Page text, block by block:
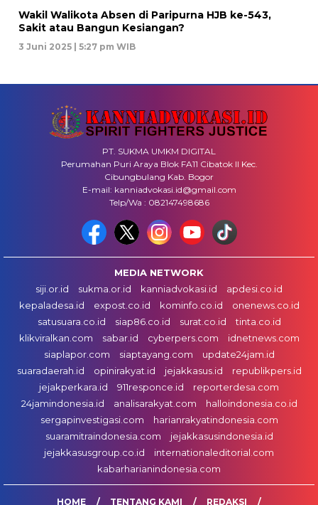
Wakil Walikota Absen di Paripurna HJB ke-543,
Sakit atau Bangun Kesiangan?
3 Juni 2025 | 5:27 pm WIB
PT. SUKMA UMKM DIGITAL
Perumahan Puri Araya Blok FA11 Cibatok II Kec.
Cibungbulang Kab. Bogor
E-mail: kanniadvokasi.id@gmail.com
Telp/Wa : 082147498686
MEDIA NETWORK
siji.or.id
sukma.or.id kanniadvokasi.id
apdesi.co.id
kepaladesa.id
expost.co.id kominfo.co.id
onenews.co.id
satusuara.co.id
siap86.co.id surat.co.id
tinta.co.id
klikviralkan.com
sabar.id cyberpers.com
idnetnews.com
siaplapor.com
siaptayang.com
update24jam.id
suaradaerah.id
opinirakyat.id jejakkasus.id
republikpers.id
jejakperkara.id
911responce.id
reporterdesa.com
24jamindonesia.id
analisarakyat.com
halloindonesia.co.id
sergapinvestigasi.com
harianrakyatindonesia.com
suaramitraindonesia.com
jejakkasusindonesia.id
jejakkasusgroup.co.id
internationaleditorial.com
kabarharianindonesia.com
HOME TENTANG KAMI REDAKSI